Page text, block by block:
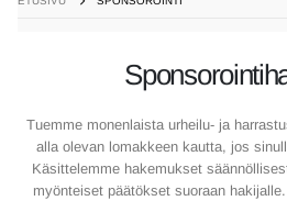
Tuemme monenlaista urheilu- ja
alla olevan lomakkeen kautta, jos
Käsittelemme hakemukset
myönteiset päätökset suoraan